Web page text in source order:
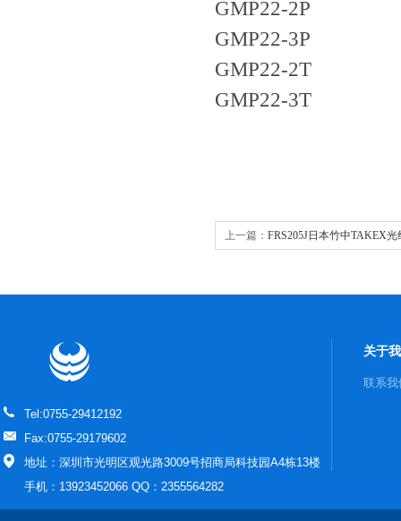
GMP22-2P
GMP22-3P
GMP22-2T
GMP22-3T
上一篇： FRS205J日本竹中TAKEX
Tel:0755-29412192
Fax:0755-29179602
地址：深圳市光明区观光路3009号招商局科技园A4栋13楼
手机：13923452066 QQ：2355564282
关于
联系我